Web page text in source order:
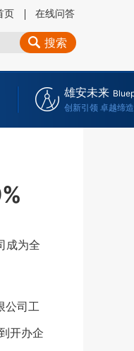
页 在线问答
搜索
雄安未来
创新引领 卓越缔造
成为全
公司工
开办企